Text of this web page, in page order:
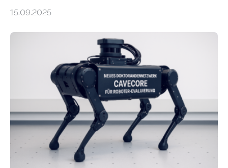
Lösungsweg ist inspiriert vom menschlichen Gehirn. Die
stellt die heutige Computertechnik vor
Herausforderungen. Herkömmliche Silizium-
Prozessoren stoßen an ihre Grenzen: Sie verbrauchen
viel Energie, die Speicher- und Verarbeitungseinheiten
sind voneinander getrennt und die Datenübertragung
bremst komplexe Anwendungen aus. Da KI-Modelle
immer größer werden und riesige Datenmengen
verarbeiten müssen, steigt der Bedarf an neuen
Rechenarchitekturen. Neben Quantencomputern
rücken dabei insbesondere…
15.09.2025